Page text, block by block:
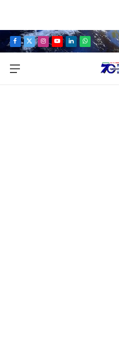
Facebook
X
Instagram
YouTubeLinkedInWhatsApp